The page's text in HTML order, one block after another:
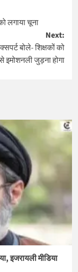
लगाया चूना
Next:
बोले- शिक्षकों को
इमोशनली जुड़ना होगा
इजरायली मीडिया